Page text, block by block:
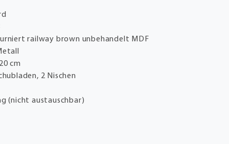
railway brown unbehandelt MDF
cm
2 Nischen
(nicht austauschbar)